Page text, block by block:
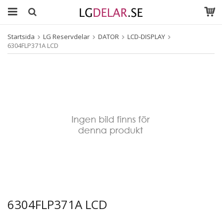
Startsida LG Reservdelar DATOR
LCD-DISPLAY
6304FLP371A LCD
6304FLP371A LCD